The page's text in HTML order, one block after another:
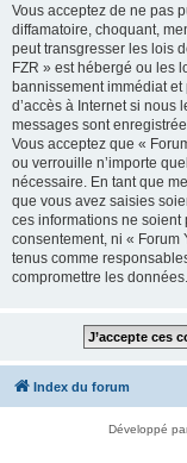
Vous acceptez de ne pas
diffamatoire, choquant,
peut transgresser les lois
FZR » est hébergé ou les
bannissement immédiat
d’accès à Internet si nous
messages sont
Vous acceptez que «
ou verrouille n’importe
nécessaire. En tant que
que vous avez saisies
ces informations ne soient
consentement, ni « Forum
tenus comme
compromettre les données.
Index du forum
Développé